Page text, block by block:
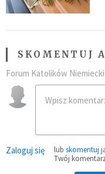
SKOMENTUJ
Forum Katolików
Zaloguj się lub skomentuj
Twój